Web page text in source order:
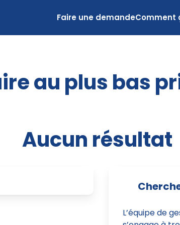
Faire une demandeComment
au plus bas
Aucun résultat
L’équipe de